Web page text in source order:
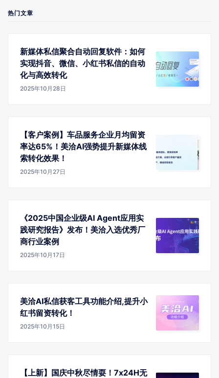
热门文章
新媒体私信聚合自动回复软件：如何
实现抖音、微信、小红书私信的自动
化与高效转化
2025年10月28日
【客户案例】车品服务企业月均留资
率达65%！美洽AI强势提升新媒体线
索转化效果！
2025年10月27日
《2025中国企业级AI Agent应用实
践研究报告》发布！美洽入选优秀厂
商行业案例
2025年10月17日
美洽AI私信获客工具功能介绍,提升小
红书留资转化！
2025年10月15日
【上新】国庆中秋尽情耍！7x24H无